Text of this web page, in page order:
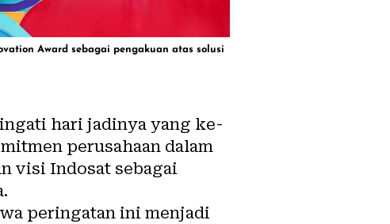
Award sebagai pengakuan atas solusi
hari jadinya yang ke-
perusahaan dalam
visi Indosat sebagai
peringatan ini menjadi